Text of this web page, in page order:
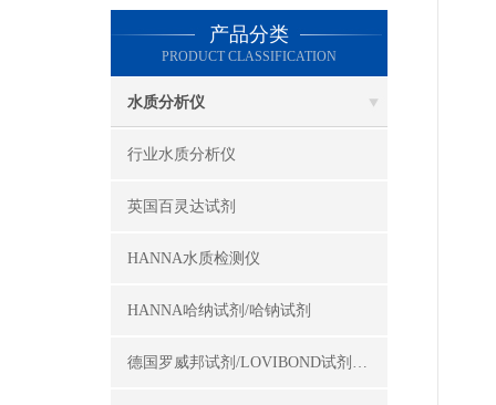
产品分类
PRODUCT CLASSIFICATION
水质分析仪
行业水质分析仪
英国百灵达试剂
HANNA水质检测仪
HANNA哈纳试剂/哈钠试剂
德国罗威邦试剂/LOVIBOND试剂/罗威邦试剂